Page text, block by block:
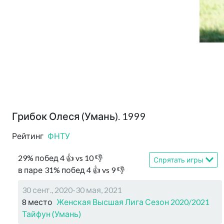
Грибок Олеся (Умань). 1999
Рейтинг ФНТУ
29% побед 4 👍 vs 10👎
в паре 31% побед 4 👍 vs 9👎
Спрятать игры
30 сент., 2020-30 мая, 2021
8 место Женская Высшая Лига Сезон 2020/2021
Тайфун (Умань)